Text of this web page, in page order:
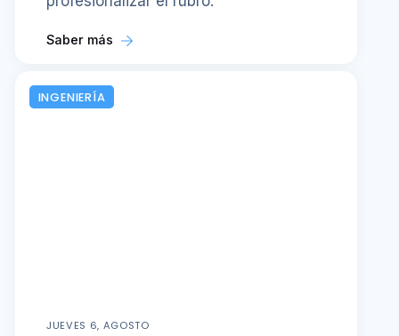
Saber más
INGENIERÍA
JUEVES 6, AGOSTO